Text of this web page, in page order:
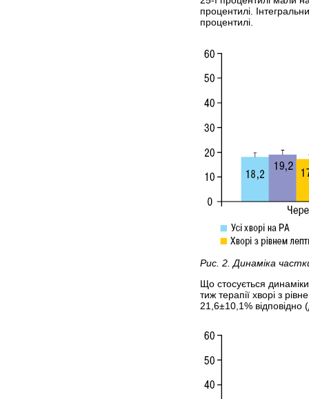
процентилі.
процентилі.
Рис. 2. Динаміка
Що стосується
тиж терапії хворі з
21,6±10,1% відповідно